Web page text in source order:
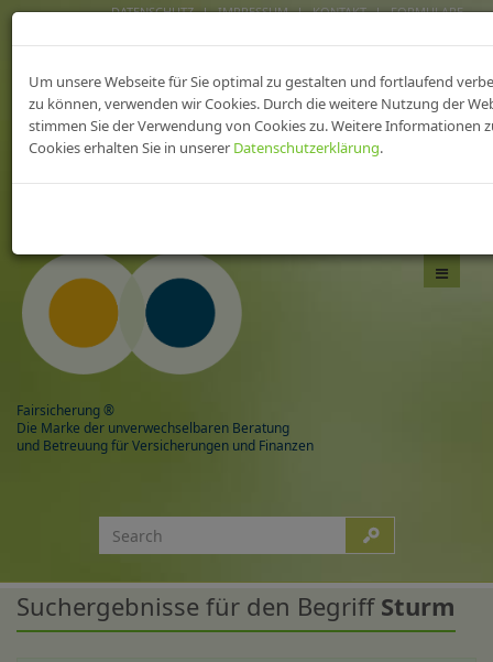
DATENSCHUTZ IMPRESSUM KONTAKT FORMULARE
FAIRsicherungen fürs
heilWESEN
Das Beste aus zwei Welten,
Fairsicherung ®
Die Marke der unverwechselbaren Beratung
und Betreuung für Versicherungen und Finanzen
Suchergebnisse für den Begriff Sturm
Um unsere Webseite für Sie optimal zu gestalten und fortlaufend
zu können, verwenden wir Cookies. Durch die weitere Nutzung der
stimmen Sie der Verwendung von Cookies zu. Weitere Informationen
Cookies erhalten Sie in unserer Datenschutzerklärung.